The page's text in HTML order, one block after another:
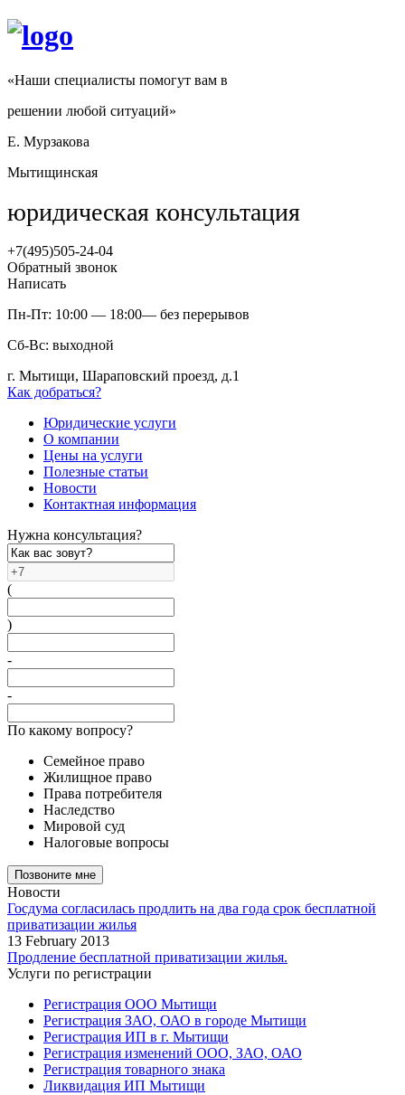
«Наши специалисты помогут вам в
решении любой ситуаций»
Е. Мурзакова
Мытищинская
юридическая консультация
+7(495)505-24-04
Обратный звонок
Написать
Пн-Пт: 10:00 — 18:00— без перерывов
Сб-Вс: выходной
г. Мытищи, Шараповский проезд, д.1
Как добраться?
Юридические услуги
О компании
Цены на услуги
Полезные статьи
Новости
Контактная информация
Нужна консультация?
(
)
-
-
По какому вопросу?
Семейное право
Жилищное право
Права потребителя
Наследство
Мировой суд
Налоговые вопросы
Новости
Госдума согласилась продлить на два года срок бесплатной
приватизации жилья
13 February 2013
Продление бесплатной приватизации жилья.
Услуги по регистрации
Регистрация ООО Мытищи
Регистрация ЗАО, ОАО в городе Мытищи
Регистрация ИП в г. Мытищи
Регистрация изменений ООО, ЗАО, ОАО
Регистрация товарного знака
Ликвидация ИП Мытищи